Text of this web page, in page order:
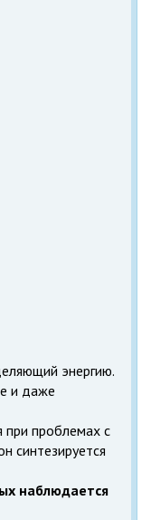
энергию.
и даже
при проблемах с
синтезируется
наблюдается